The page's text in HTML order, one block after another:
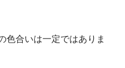
色合いは一定ではありま